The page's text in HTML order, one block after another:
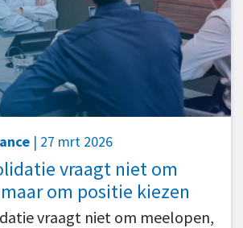
| 27 mrt 2026
vraagt niet om
om positie kiezen
vraagt niet om meelopen,